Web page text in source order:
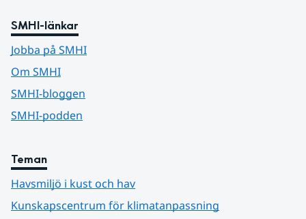
SMHI-länkar
Jobba på SMHI
Om SMHI
SMHI-bloggen
SMHI-podden
Teman
Havsmiljö i kust och hav
Kunskapscentrum för klimatanpassning